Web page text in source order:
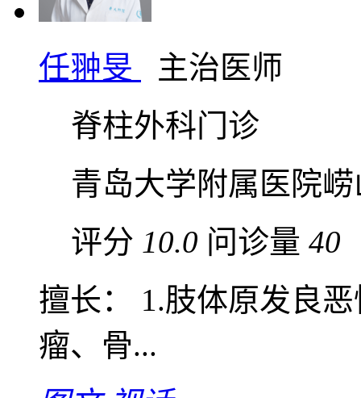
任翀旻
主治医师
脊柱外科门诊
青岛大学附属医院
评分 10.0 问诊量 40
擅长： 1.肢体原发良
瘤、骨...